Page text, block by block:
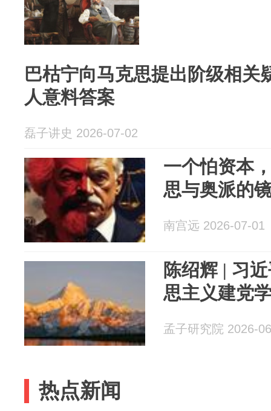
巴枯宁向马克思提出阶级相关
人意料答案
磊子讲史 2026-07-02
一个怕资本
思与奥派的
南宫远 2026-07-01
陈绍辉 | 习
思主义建党
孟子研究院 2026-
热点新闻